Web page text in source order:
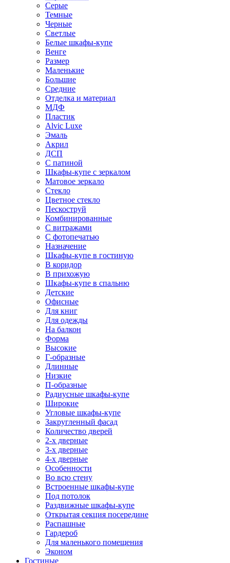
Серые
Темные
Черные
Светлые
Белые шкафы-купе
Венге
Размер
Маленькие
Большие
Средние
Отделка и материал
МДФ
Пластик
Alvic Luxe
Эмаль
Акрил
ДСП
С патиной
Шкафы-купе с зеркалом
Матовое зеркало
Стекло
Цветное стекло
Пескоструй
Комбинированные
С витражами
С фотопечатью
Назначение
Шкафы-купе в гостиную
В коридор
В прихожую
Шкафы-купе в спальню
Детские
Офисные
Для книг
Для одежды
На балкон
Форма
Высокие
Г-образные
Длинные
Низкие
П-образные
Радиусные шкафы-купе
Широкие
Угловые шкафы-купе
Закругленный фасад
Количество дверей
2-х дверные
3-х дверные
4-х дверные
Особенности
Во всю стену
Встроенные шкафы-купе
Под потолок
Раздвижные шкафы-купе
Открытая секция посередине
Распашные
Гардероб
Для маленького помещения
Эконом
Гостиные